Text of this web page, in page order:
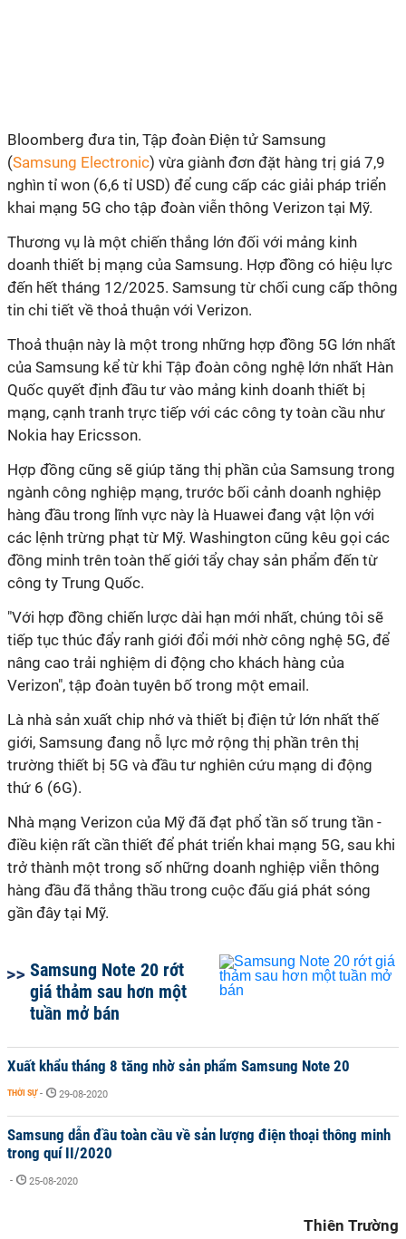
Bloomberg đưa tin, Tập đoàn Điện tử Samsung
(Samsung Electronic) vừa giành đơn đặt hàng trị giá 7,9
nghìn tỉ won (6,6 tỉ USD) để cung cấp các giải pháp triển
khai mạng 5G cho tập đoàn viễn thông Verizon tại Mỹ.
Thương vụ là một chiến thắng lớn đối với mảng kinh
doanh thiết bị mạng của Samsung. Hợp đồng có hiệu lực
đến hết tháng 12/2025. Samsung từ chối cung cấp thông
tin chi tiết về thoả thuận với Verizon.
Thoả thuận này là một trong những hợp đồng 5G lớn nhất
của Samsung kể từ khi Tập đoàn công nghệ lớn nhất Hàn
Quốc quyết định đầu tư vào mảng kinh doanh thiết bị
mạng, cạnh tranh trực tiếp với các công ty toàn cầu như
Nokia hay Ericsson.
Hợp đồng cũng sẽ giúp tăng thị phần của Samsung trong
ngành công nghiệp mạng, trước bối cảnh doanh nghiệp
hàng đầu trong lĩnh vực này là Huawei đang vật lộn với
các lệnh trừng phạt từ Mỹ. Washington cũng kêu gọi các
đồng minh trên toàn thế giới tẩy chay sản phẩm đến từ
công ty Trung Quốc.
"Với hợp đồng chiến lược dài hạn mới nhất, chúng tôi sẽ
tiếp tục thúc đẩy ranh giới đổi mới nhờ công nghệ 5G, để
nâng cao trải nghiệm di động cho khách hàng của
Verizon", tập đoàn tuyên bố trong một email.
Là nhà sản xuất chip nhớ và thiết bị điện tử lớn nhất thế
giới, Samsung đang nỗ lực mở rộng thị phần trên thị
trường thiết bị 5G và đầu tư nghiên cứu mạng di động
thứ 6 (6G).
Nhà mạng Verizon của Mỹ đã đạt phổ tần số trung tần -
điều kiện rất cần thiết để phát triển khai mạng 5G, sau khi
trở thành một trong số những doanh nghiệp viễn thông
hàng đầu đã thắng thầu trong cuộc đấu giá phát sóng
gần đây tại Mỹ.
Samsung Note 20 rớt
giá thảm sau hơn một
tuần mở bán
Xuất khẩu tháng 8 tăng nhờ sản phẩm Samsung Note 20
THỜI SỰ - 29-08-2020
Samsung dẫn đầu toàn cầu về sản lượng điện thoại thông minh
trong quí II/2020
- 25-08-2020
Thiên Trường